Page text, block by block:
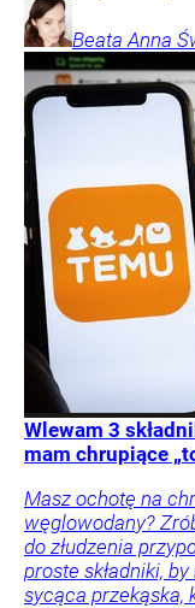
Beata Anna
Wlewam 3
mam chrupiące
Masz ochotę na
węglowodany?
do złudzenia
proste składniki,
sycąca przekąska,